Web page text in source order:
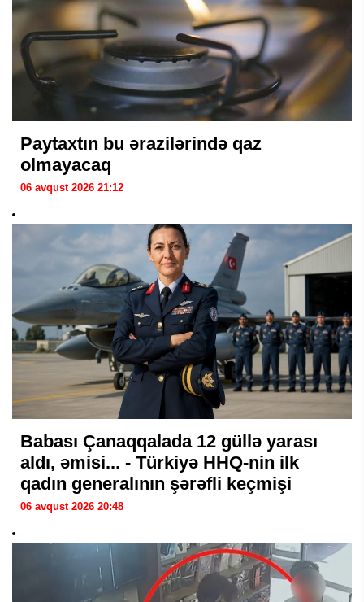
Paytaxtın bu ərazilərində qaz
olmayacaq
06 avqust 2026 21:12
Babası Çanaqqalada 12 güllə yarası
aldı, əmisi... - Türkiyə HHQ-nin ilk
qadın generalının şərəfli keçmişi
06 avqust 2026 20:48